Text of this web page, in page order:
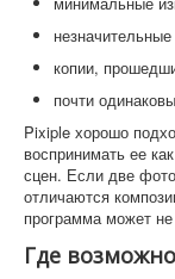
копии,
почти
Pixiple хорошо
воспринимать ее
сцен. Если две
отличаются
программа может
Где